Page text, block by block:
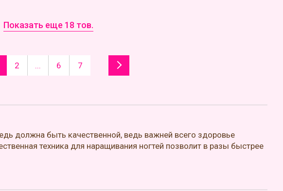
Показать еще 18 тов.
2 ... 6 7
должна быть качественной, ведь важней всего здоровье
техника для наращивания ногтей позволит в разы быстрее